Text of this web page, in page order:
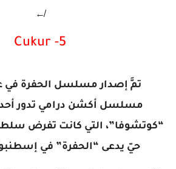
↚
5- Cukur
مسلسل أكشن درامي تدور
“كوتشوفا”، التي كانت تفرض
حيّ يدعى “الحفرة” في